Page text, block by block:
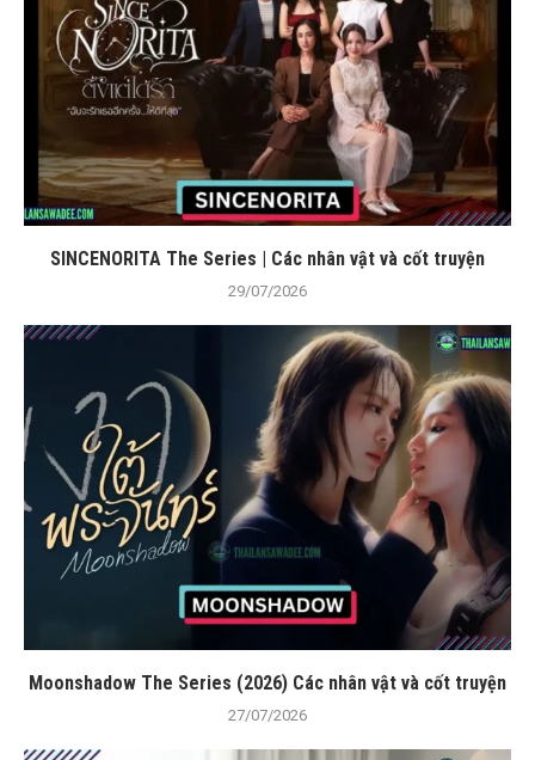
SINCENORITA The Series | Các nhân vật và cốt truyện
29/07/2026
Moonshadow The Series (2026) Các nhân vật và cốt truyện
27/07/2026